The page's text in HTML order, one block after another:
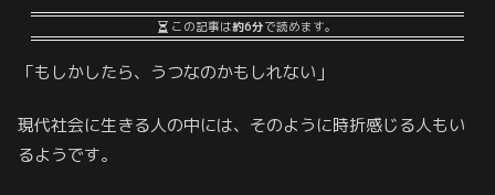
この記事は約6分で読めます。
「もしかしたら、うつなのかもしれない」
現代社会に生きる人の中には、そのように時折感じる人もい
るようです。